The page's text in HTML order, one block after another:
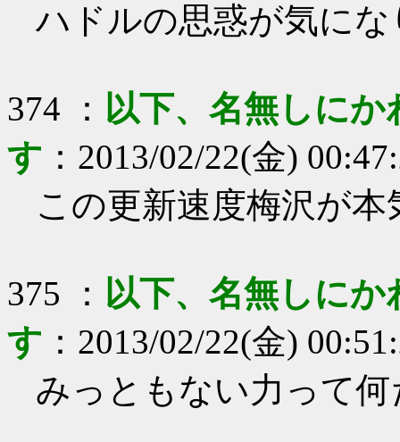
ハドルの思惑が気に
374 ： 以下、名無しに
す ： 2013/02/22(金)
この更新速度梅沢が
375 ： 以下、名無しに
す ： 2013/02/22(金)
みっともない力って何